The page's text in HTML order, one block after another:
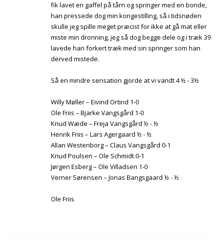
fik lavet en gaffel på tårn og springer med en bonde,
han pressede dog min kongestilling, så i tidsnøden
skulle jeg spille meget præcist for ikke at gå mat eller
miste min dronning, jeg så dog begge dele og i træk 39
lavede han forkert træk med sin springer som han
derved mistede.
Så en mindre sensation gjorde at vi vandt 4 ½ - 3½
Willy Møller – Eivind Ortind 1-0
Ole Friis – Bjarke Vangsgård 1-0
Knud Wæde – Freja Vangsgård ½ - ½
Henrik Friis – Lars Agergaard ½ - ½
Allan Westenborg – Claus Vangsgård 0-1
Knud Poulsen – Ole Schmidt 0-1
Jørgen Esberg – Ole Villadsen 1-0
Verner Sørensen – Jonas Bangsgaard ½ - ½
Ole Friis